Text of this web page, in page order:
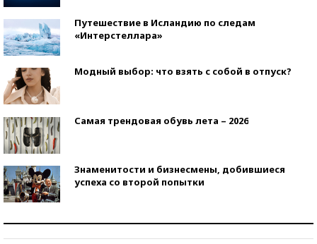
Путешествие в Исландию по следам
«Интерстеллара»
Модный выбор: что взять с собой в отпуск?
Самая трендовая обувь лета – 2026
Знаменитости и бизнесмены, добившиеся
успеха со второй попытки